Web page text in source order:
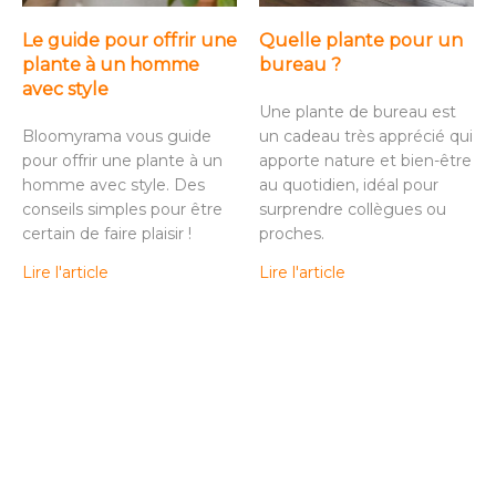
Le guide pour offrir une
plante à un homme
avec style
Bloomyrama vous guide
pour offrir une plante à un
homme avec style. Des
conseils simples pour être
certain de faire plaisir !
Lire l'article
Quelle plante pour un
bureau ?
Une plante de bureau est
un cadeau très apprécié qui
apporte nature et bien-être
au quotidien, idéal pour
surprendre collègues ou
proches.
Lire l'article